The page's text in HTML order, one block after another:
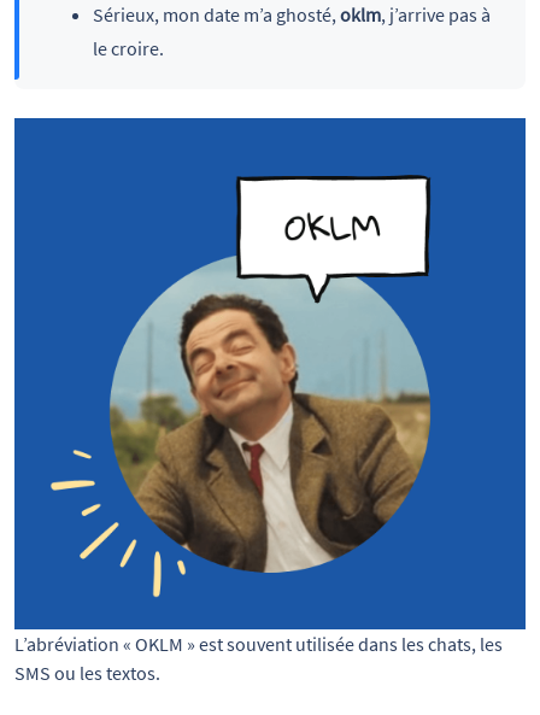
Sérieux, mon date m’a ghosté, oklm, j’arrive pas à
le croire.
L’abréviation « OKLM » est souvent utilisée dans les chats, les
SMS ou les textos.